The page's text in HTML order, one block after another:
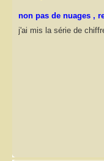
non pas de nuages ,
j'ai mis la série de